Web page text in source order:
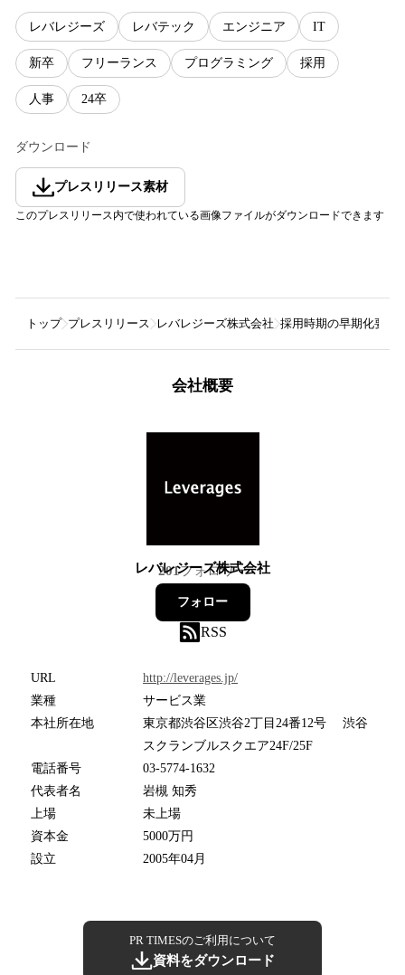
レバレジーズ レバテック エンジニア IT
新卒 フリーランス プログラミング 採用
人事 24卒
ダウンロード
プレスリリース素材
このプレスリリース内で使われている画像ファイルがダウンロードできます
トップ プレスリリース レバレジーズ株式会社 採用時期の早期化要因
会社概要
レバレジーズ株式会社
201フォロワー
フォロー
RSS
URL
http://leverages.jp/
業種
サービス業
本社所在地
東京都渋谷区渋谷2丁目24番12号 渋谷
スクランブルスクエア24F/25F
電話番号
03-5774-1632
代表者名
岩槻 知秀
上場
未上場
資本金
5000万円
設立
2005年04月
PR TIMESのご利用について
資料をダウンロード